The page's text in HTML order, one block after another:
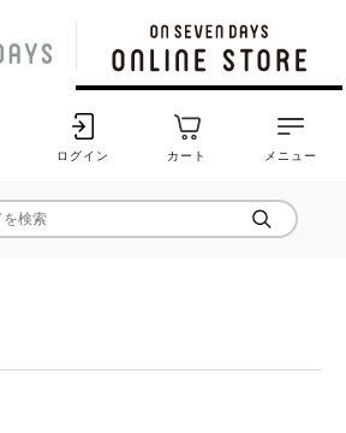
ログイン カート メニュー